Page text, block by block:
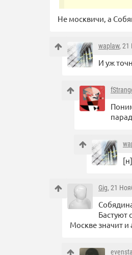
Не москвичи, а
waplaw, 21
И уж
[н]
Gig, 21
Бастуют
Москве значит